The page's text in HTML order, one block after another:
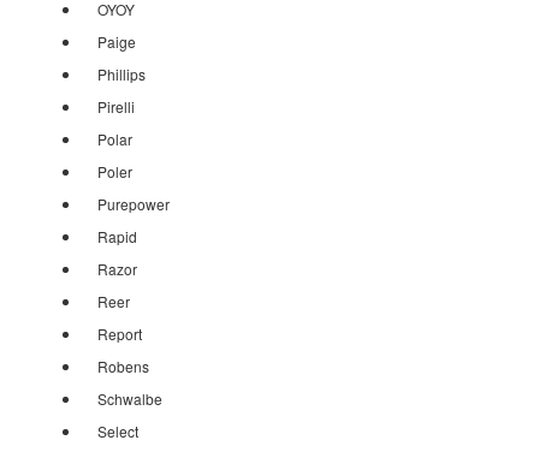
OYOY
Paige
Phillips
Pirelli
Polar
Poler
Purepower
Rapid
Razor
Reer
Report
Robens
Schwalbe
Select